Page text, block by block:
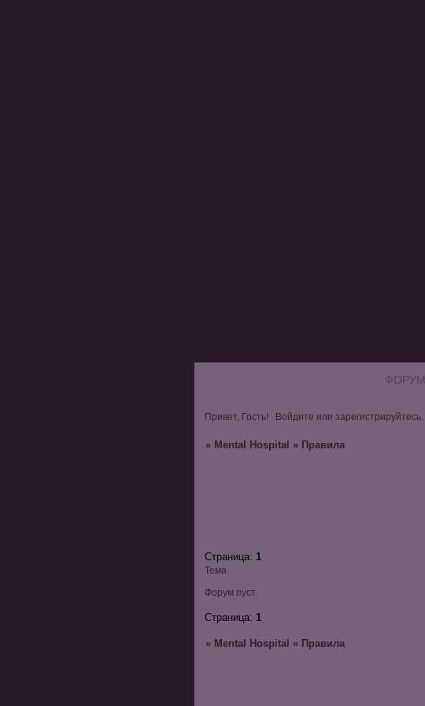
ФОРУМ
Привет, Гость! Войдите или зарегистрируйтесь.
» Mental Hospital » Правила
Страница: 1
Тема
Форум пуст.
Страница:1
» Mental Hospital » Правила